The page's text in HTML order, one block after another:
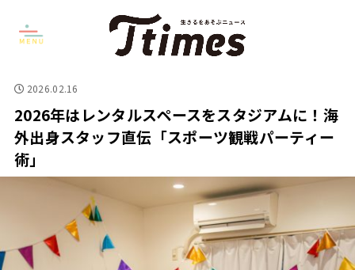
2026.02.16
2026年はレンタルスペースをスタジアムに！海
外出身スタッフ直伝「スポーツ観戦パーティー
術」